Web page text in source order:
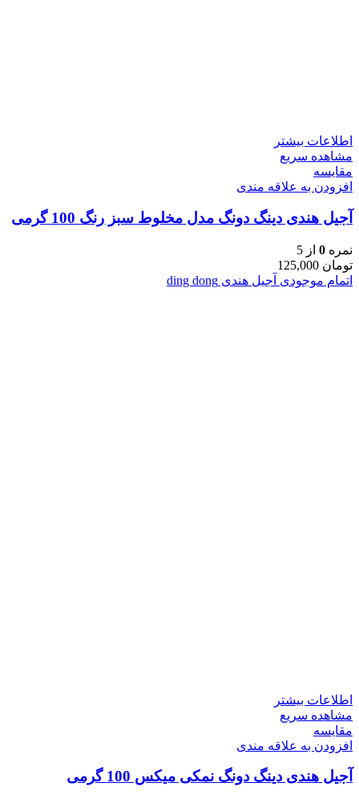
اطلاعات بیشتر
مشاهده سریع
مقایسه
افزودن به علاقه مندی
آجیل هندی دینگ دونگ مدل مخلوط سبز رنگ 100 گرمی
نمره 0 از 5
تومان
اتمام موجودی آجیل هندی ding dong
اطلاعات بیشتر
مشاهده سریع
مقایسه
افزودن به علاقه مندی
آجیل هندی دینگ دونگ نمکی میکس 100 گرمی